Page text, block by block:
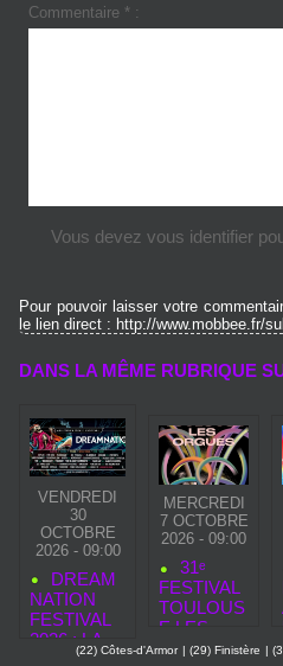
Commentaire * :
Vous devez vous identifier
Pour pouvoir laisser votre
le lien direct : http://www.mobbee.fr/
DANS LA MÊME RUBRIQUE
VENDREDI
30
OCTOBRE
2026 - 09:00
DREAM
NATION
FESTIVAL
2026 : LA
MERCREDI
7 OCTOBRE
2026 - 09:00
31ᵉ
FESTIVAL
TOULOUS
E LES
ORGUES :
(22) Côtes-d'Armor | (29) Finistère |